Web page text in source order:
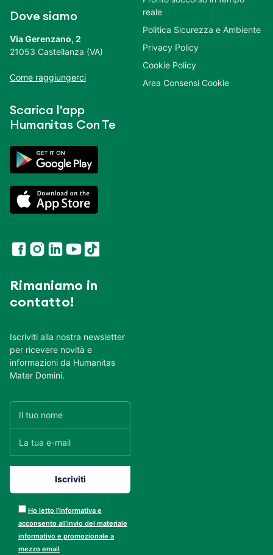
Dove siamo
Via Gerenzano, 2
21053 Castellanza (VA)
Come raggiungerci
Scarica l’app
Humanitas Con Te
Rimaniamo in
contatto!
Iscriviti alla nostra newsletter
per ricevere novità e
informazioni da Humanitas
Mater Domini.
Ho letto l’informativa e
acconsento all’invio del materiale
informativo e promozionale a
mezzo email
reale
Politica Sicurezza e Ambiente
Privacy Policy
Cookie Policy
Area Consensi Cookie